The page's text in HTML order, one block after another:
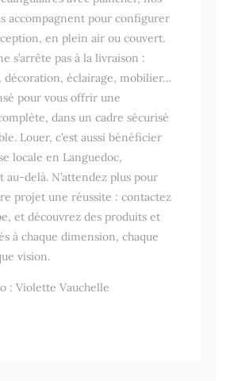
accompagnent pour configurer
en plein air ou couvert.
s’arrête pas à la livraison :
décoration, éclairage, mobilier…
pour vous offrir une
dans un cadre sécurisé
Louer, c’est aussi bénéficier
locale en Languedoc,
au-delà. N’attendez plus pour
projet une réussite : contactez
et découvrez des produits et
à chaque dimension, chaque
vision.
: Violette Vauchelle